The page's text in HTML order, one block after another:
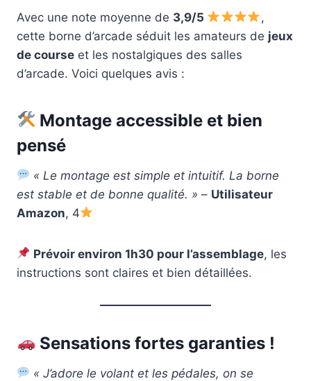
Avec une note moyenne de 3,9/5
,
cette borne d’arcade séduit les amateurs de jeux
de course et les nostalgiques des salles
d’arcade. Voici quelques avis :
Montage accessible et bien
pensé
« Le montage est simple et intuitif. La borne
est stable et de bonne qualité. » – Utilisateur
Amazon, 4
Prévoir environ 1h30 pour l’assemblage, les
instructions sont claires et bien détaillées.
Sensations fortes garanties !
« J’adore le volant et les pédales, on se